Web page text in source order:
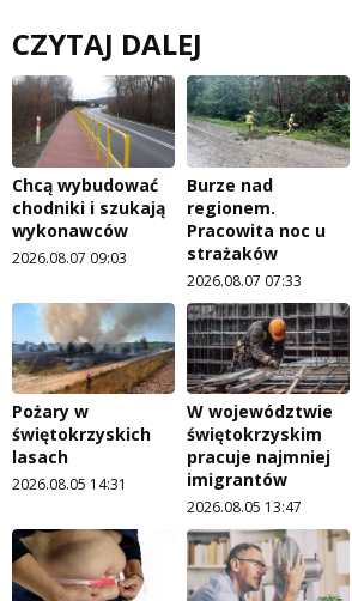
CZYTAJ DALEJ
Chcą wybudować
chodniki i szukają
wykonawców
2026.08.07 09:03
Burze nad
regionem.
Pracowita noc u
strażaków
2026.08.07 07:33
Pożary w
świętokrzyskich
lasach
2026.08.05 14:31
W województwie
świętokrzyskim
pracuje najmniej
imigrantów
2026.08.05 13:47